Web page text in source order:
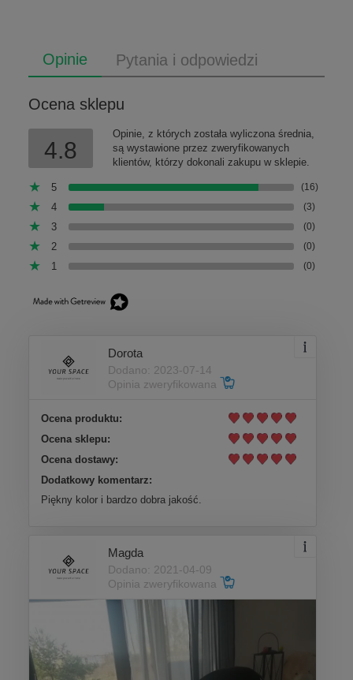
Opinie Pytania i odpowiedzi
Ocena sklepu
4.8
Opinie, z których została wyliczona średnia,
są wystawione przez zweryfikowanych
klientów, którzy dokonali zakupu w sklepie.
5 (16)
4 (3)
3 (0)
2 (0)
1 (0)
Dorota
Dodano: 2023-07-14
Opinia zweryfikowana
Ocena produktu:
Ocena sklepu:
Ocena dostawy:
Dodatkowy komentarz:
Piękny kolor i bardzo dobra jakość.
Magda
Dodano: 2021-04-09
Opinia zweryfikowana